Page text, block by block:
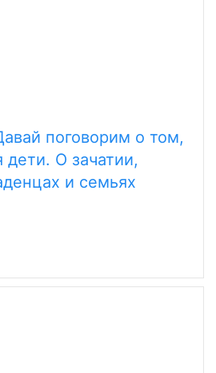
поговорим о том,
дети. О зачатии,
и семьях